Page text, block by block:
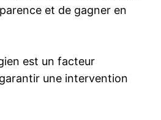
et de gagner en
est un facteur
une intervention